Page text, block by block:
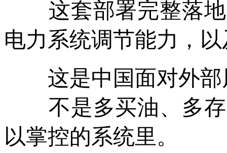
这套部署完整落地
电力系统调节能力，
这是中国面对外部
不是多买油、多存
以掌控的系统里。